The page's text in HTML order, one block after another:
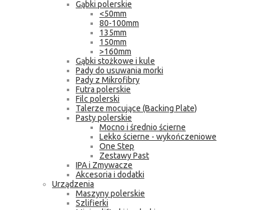
Gąbki polerskie
<50mm
80-100mm
135mm
150mm
>160mm
Gąbki stożkowe i kule
Pady do usuwania morki
Pady z Mikrofibry
Futra polerskie
Filc polerski
Talerze mocujące (Backing Plate)
Pasty polerskie
Mocno i średnio ścierne
Lekko ścierne - wykończeniowe
One Step
Zestawy Past
IPA i Zmywacze
Akcesoria i dodatki
Urządzenia
Maszyny polerskie
Szlifierki